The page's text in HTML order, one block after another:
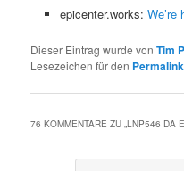
epicenter.works:
Dieser Eintrag wurde vonTim
Lesezeichen für den Permalink
76 KOMMENTARE ZU „LNP546 DA